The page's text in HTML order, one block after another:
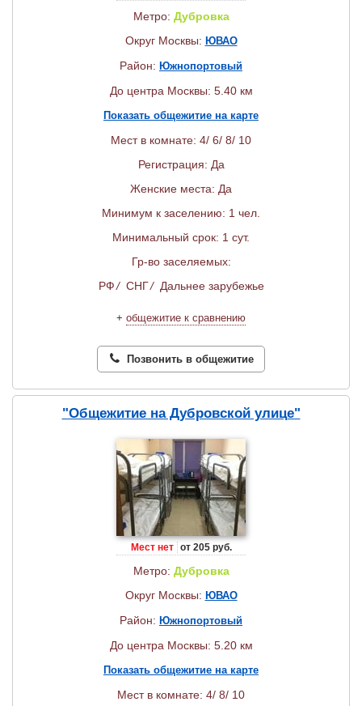
Метро: Дубровка
Округ Москвы: ЮВАО
Район: Южнопортовый
До центра Москвы: 5.40 км
Показать общежитие на карте
Мест в комнате: 4/ 6/ 8/ 10
Регистрация: Да
Женские места: Да
Минимум к заселению: 1 чел.
Минимальный срок: 1 сут.
Гр-во заселяемых:
РФ/ СНГ/ Дальнее зарубежье
+ общежитие к сравнению
Позвонить в общежитие
"Общежитие на Дубровской улице"
Мест нет от 205 руб.
Метро: Дубровка
Округ Москвы: ЮВАО
Район: Южнопортовый
До центра Москвы: 5.20 км
Показать общежитие на карте
Мест в комнате: 4/ 8/ 10